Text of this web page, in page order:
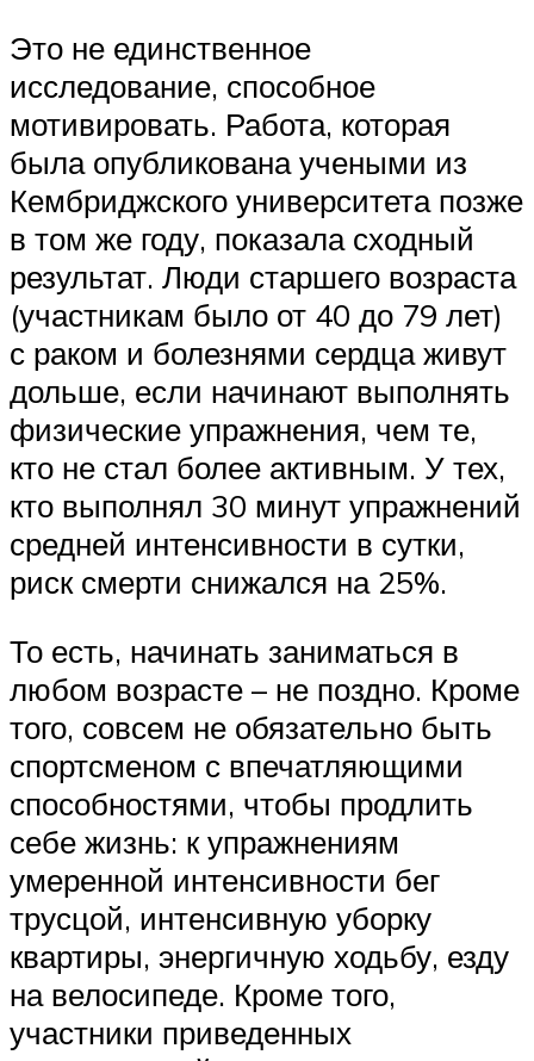
Это не единственное
исследование, способное
мотивировать. Работа, которая
была опубликована учеными из
Кембриджского университета позже
в том же году, показала сходный
результат. Люди старшего возраста
(участникам было от 40 до 79 лет)
с раком и болезнями сердца живут
дольше, если начинают выполнять
физические упражнения, чем те,
кто не стал более активным. У тех,
кто выполнял 30 минут упражнений
средней интенсивности в сутки,
риск смерти снижался на 25%.
То есть, начинать заниматься в
любом возрасте – не поздно. Кроме
того, совсем не обязательно быть
спортсменом с впечатляющими
способностями, чтобы продлить
себе жизнь: к упражнениям
умеренной интенсивности бег
трусцой, интенсивную уборку
квартиры, энергичную ходьбу, езду
на велосипеде. Кроме того,
участники приведенных